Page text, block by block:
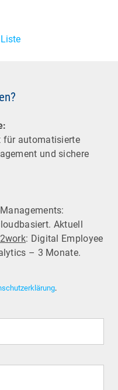
für automatisierte
und sichere
Aktuell
: Digital Employee
– 3 Monate.
.